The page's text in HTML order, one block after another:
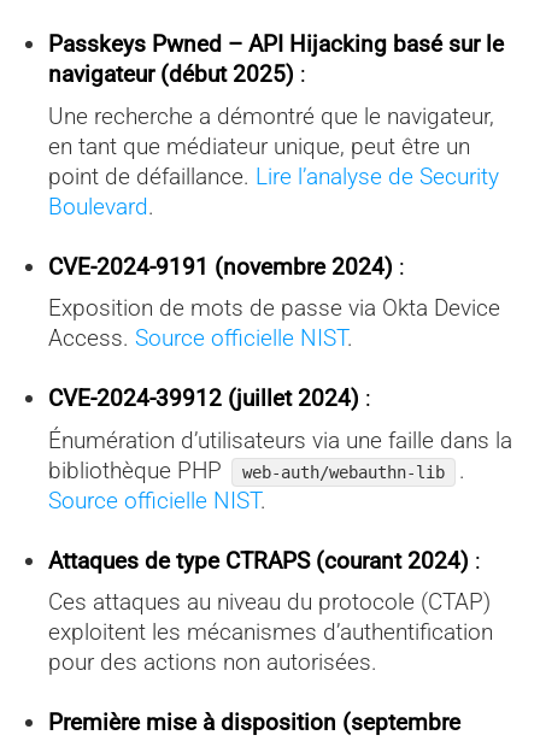
Passkeys Pwned – API Hijacking basé sur le
navigateur (début 2025) :
Une recherche a démontré que le navigateur,
en tant que médiateur unique, peut être un
point de défaillance. Lire l’analyse de Security
Boulevard.
CVE-2024-9191 (novembre 2024) :
Exposition de mots de passe via Okta Device
Access. Source officielle NIST.
CVE-2024-39912 (juillet 2024) :
Énumération d’utilisateurs via une faille dans la
bibliothèque PHP
web-auth/webauthn-lib
.
Source officielle NIST.
Attaques de type CTRAPS (courant 2024) :
Ces attaques au niveau du protocole (CTAP)
exploitent les mécanismes d’authentification
pour des actions non autorisées.
Première mise à disposition (septembre